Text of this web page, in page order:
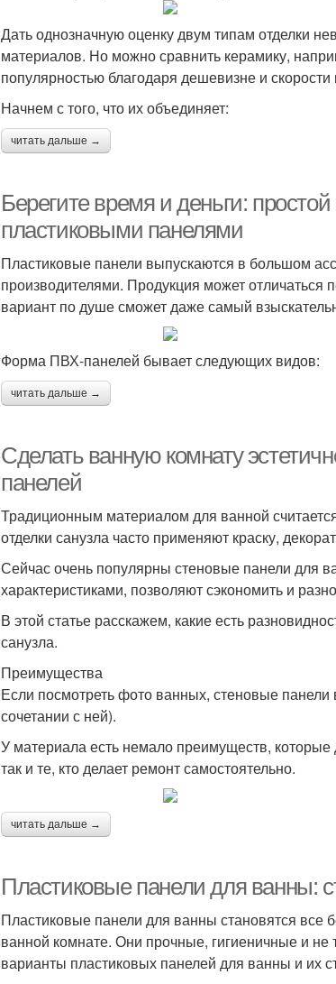
Дать однозначную оценку двум типам отделки
материалов. Но можно сравнить керамику,
популярностью благодаря дешевизне и
Начнем с того, что их объединяет:
читать дальше →
Берегите время и деньги:
пластиковыми панелями
Пластиковые панели выпускаются в большом
производителями. Продукция может отличаться
вариант по душе сможет даже самый
Форма ПВХ-панелей бывает следующих видов:
читать дальше →
Сделать ванную комнату
панелей
Традиционным материалом для ванной
отделки санузла часто применяют краску,
Сейчас очень популярны стеновые панели для
характеристиками, позволяют сэкономить и
В этой статье расскажем, какие есть
санузла.
Преимущества
Если посмотреть фото ванных, стеновые
сочетании с ней).
У материала есть немало преимуществ,
так и те, кто делает ремонт самостоятельно.
читать дальше →
Пластиковые панели для ванны:
Пластиковые панели для ванны становятся
ванной комнате. Они прочные, гигиеничные и
варианты пластиковых панелей для ванны и их